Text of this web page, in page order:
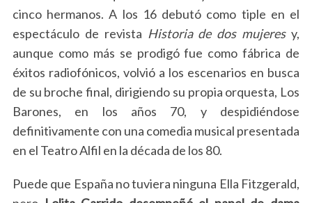
cinco hermanos. A los 16 debutó como tiple en el
espectáculo de revista Historia de dos mujeresy,
aunque como más se prodigó fue como fábrica de
éxitos radiofónicos, volvió a los escenarios en busca
de su broche final, dirigiendo su propia orquesta, Los
Barones, en los años 70, y despidiéndose
definitivamente con una comedia musical presentada
en el Teatro Alfil en la década de los 80.
Puede que España no tuviera ninguna Ella Fitzgerald,